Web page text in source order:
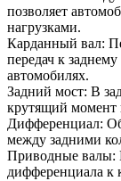
позволяет
нагрузками.
Карданный вал:
передач к
автомобилях.
Задний мост: В
крутящий момент
Дифференциал:
между задними
Приводные валы:
дифференциала к